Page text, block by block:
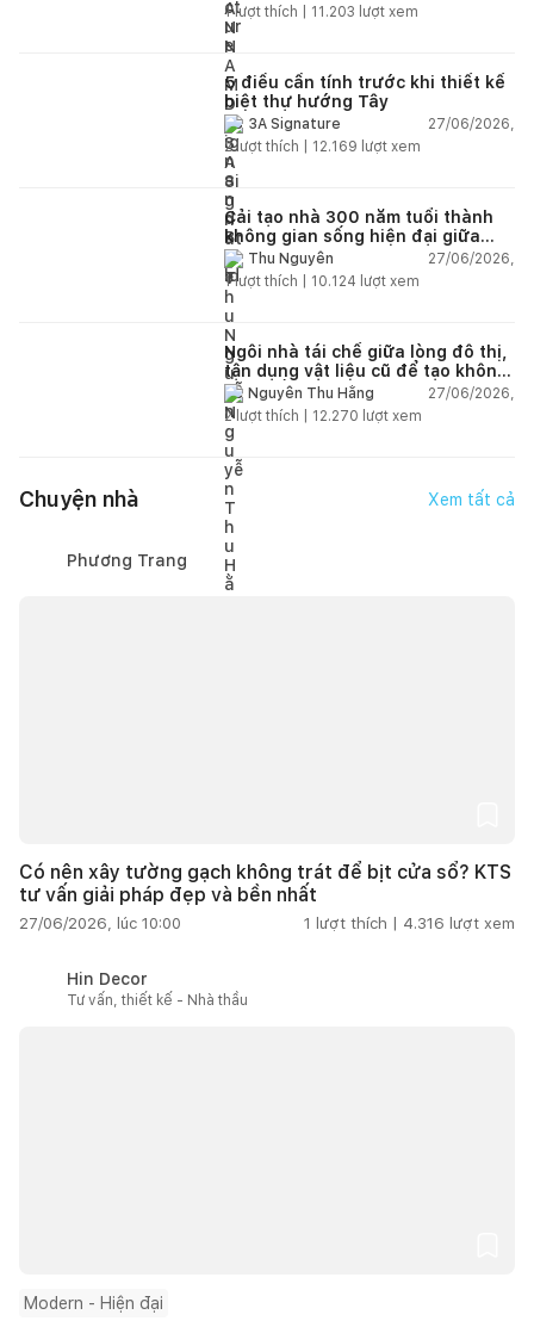
1lượt thích | 11.203 lượt xem
5 điều cần tính trước khi thiết kế
biệt thự hướng Tây
3A Signature
27/06/2026,
2lượt thích | 12.169 lượt xem
Cải tạo nhà 300 năm tuổi thành
không gian sống hiện đại giữa
thiên nhiên
Thu Nguyễn
27/06/2026,
1lượt thích | 10.124 lượt xem
Ngôi nhà tái chế giữa lòng đô thị,
tận dụng vật liệu cũ để tạo không
gian sống linh hoạt
Nguyễn Thu Hằng
27/06/2026,
2lượt thích | 12.270 lượt xem
Chuyện nhà Xem tất cả
Phương Trang
Có nên xây tường gạch không trát để bịt cửa sổ? KTS
tư vấn giải pháp đẹp và bền nhất
27/06/2026, lúc 10:00 1 lượt thích | 4.316 lượt xem
Hin Decor
Tư vấn, thiết kế - Nhà thầu
Modern - Hiện đại